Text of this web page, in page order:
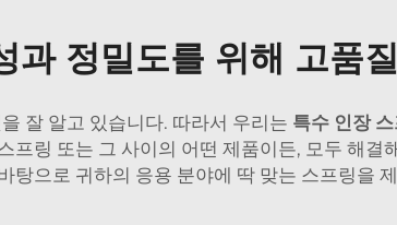
과 정밀도를 위해 고품
잘 알고 있습니다. 따라서 우리는 특수 인장
프링 또는 그 사이의 어떤 제품이든, 모두 해
탕으로 귀하의 응용 분야에 딱 맞는 스프링을